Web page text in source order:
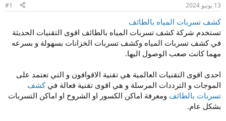
و
ض
ع
إ
ش
ا
ء
13 يونيو 2024 #1
كشف تسربات المياه بالطائف
تستخدم شركة كشف تسربات المياه بالطائف اقوى التقنيات الحديثة
في كشف تسربات المياه وكشف تسربات الخزانات بسهولة و بسرعه
مهما كانت صعب الوصول اليها.
احدى اقوى التقنيات العالمية هي تقنية الاقوافون و التي تعتمد على
الموجات و الترددات المرسلة و هي اقوى تقنية فعالة فيكشف
تسربات بالطائف ومعرفة اماكن الكسور او الشروخ او اماكن التسربات
بشكل عام.